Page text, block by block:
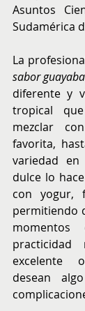
Asuntos
Sudamérica
La
sabor guayaba
diferente y
tropical
mezclar
favorita,
variedad en
dulce lo
con yogur,
permitiendo
excelente
desean